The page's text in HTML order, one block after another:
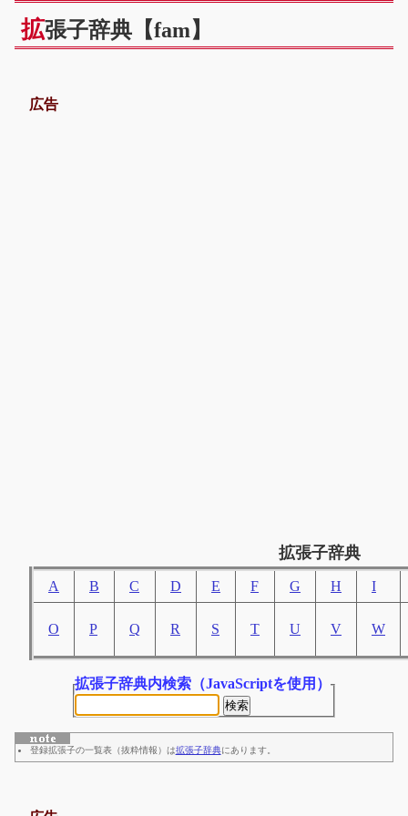
拡張子辞典【fam】
広告
拡張子辞典
A B C D E F G H I
O P Q R S T U V W
拡張子辞典内検索 （JavaScriptを使用）
登録拡張子の一覧表（抜粋情報）は拡張子辞典にあります。